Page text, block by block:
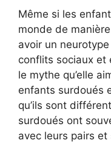
Même si les
monde de
avoir un
conflits sociaux et
le mythe qu’elle
enfants surdoués
qu’ils sont
surdoués ont
avec leurs pairs